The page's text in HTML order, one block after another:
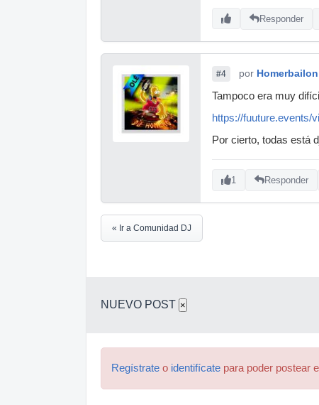
Responder
#4 por Homerbailon
Tampoco era muy
https://fuuture.events/
Por cierto, todas está
1 Responder
« Ir a Comunidad DJ
NUEVO POST ×
Regístrate o identifícate para poder postear